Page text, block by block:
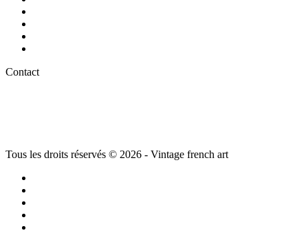
Contact
Tous les droits réservés © 2026 - Vintage french art